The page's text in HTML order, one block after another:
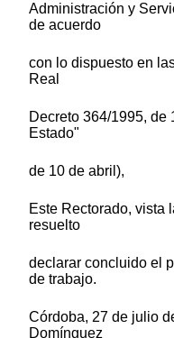
Administración y
de acuerdo
con lo dispuesto en
Real
Decreto 364/1995, de
Estado"
de 10 de abril),
Este Rectorado, vista
resuelto
declarar concluido el
de trabajo.
Córdoba, 27 de julio
Domínguez